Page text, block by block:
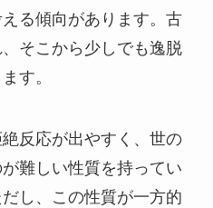
る傾向があります。古
そこから少しでも逸脱
す。
反応が出やすく、世の
難しい性質を持ってい
し、この性質が一方的